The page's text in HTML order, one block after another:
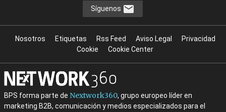
Síguenos
Nosotros Etiquetas Rss Feed Aviso Legal
Privacidad
Cookie
Cookie Center
BPS forma parte de Nextwork360, grupo europeo líder en
marketing B2B, comunicación y medios especializados para el